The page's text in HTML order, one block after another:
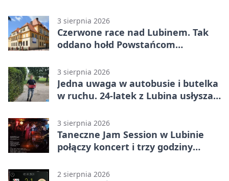
3 sierpnia 2026
Czerwone race nad Lubinem. Tak
oddano hołd Powstańcom
3 sierpnia 2026
Jedna uwaga w autobusie i butelka
w ruchu. 24-latek z Lubina usłyszał
3 sierpnia 2026
Taneczne Jam Session w Lubinie
połączy koncert i trzy godziny
2 sierpnia 2026